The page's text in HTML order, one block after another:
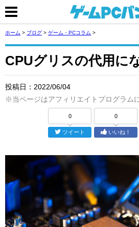
ホーム > ブログ > ゲーム・PCコラム >
CPUグリスの代用に
投稿日： 2022/06/04
※当ページはアフィリエイトプログラム
0
ツイート
0
いいね！